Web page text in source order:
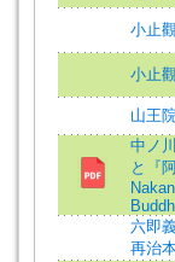
小止
小止
山王
中ノ
と『
六即
再治